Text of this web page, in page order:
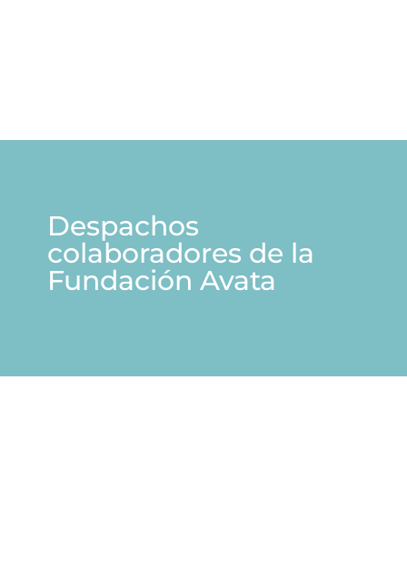
Despachos
colaboradores de la
Fundación Avata